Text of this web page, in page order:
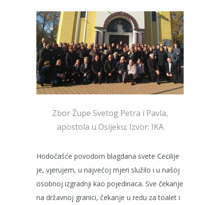
Zbor Župe Svetog Petra i Pavla,
apostola u Osijeku; Izvor: IKA
Hodočašće povodom blagdana svete Cecilije
je, vjerujem, u najvećoj mjeri služilo i u našoj
osobnoj izgradnji kao pojedinaca. Sve čekanje
na državnoj granici, čekanje u redu za toalet i